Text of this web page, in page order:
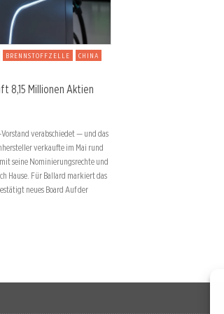
BRENNSTOFFZELLE
CHINA
8,15 Millionen Aktien
verabschiedet — und das
verkaufte im Mai rund
seine Nominierungsrechte und
Hause. Für Ballard markiert das
neues Board Auf der